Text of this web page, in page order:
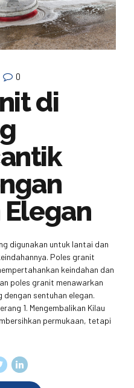
0
di
digunakan untuk lantai dan
Poles granit
keindahan dan
poles granit menawarkan
sentuhan elegan.
1. Mengembalikan Kilau
permukaan, tetapi